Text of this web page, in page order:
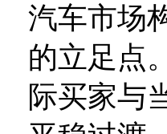
汽车市场
的立足点
际买家与